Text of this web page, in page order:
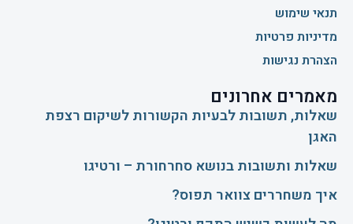
תנאי שימוש
מדיניות פרטיות
הצהרת נגישות
מאמרים אחרונים
שאלות, תשובות לבעיות הקשורות לשיקום רצפת
האגן
שאלות ותשובות בנושא סחרחורת – ורטיגו
איך משחררים צוואר תפוס?